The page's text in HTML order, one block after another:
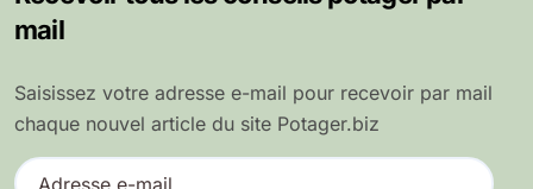
mail
Saisissez votre adresse e-mail pour recevoir par mail
chaque nouvel article du site Potager.biz
A